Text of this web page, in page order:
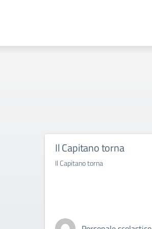
Il Capitano torna
Il Capitano torna